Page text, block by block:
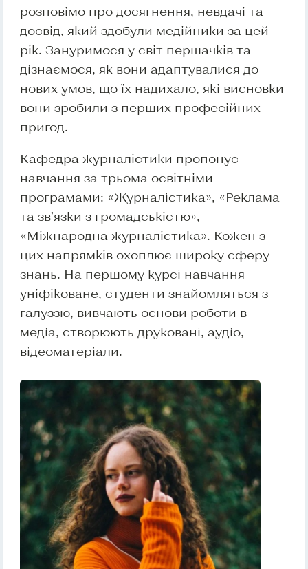
розповімо про досягнення, невдачі та
досвід, який здобули медійники за цей
рік. Зануримося у світ першачків та
дізнаємося, як вони адаптувалися до
нових умов, що їх надихало, які висновки
вони зробили з перших професійних
пригод.
Кафедра журналістики пропонує
навчання за трьома освітніми
програмами: «Журналістика», «Реклама
та зв’язки з громадськістю»,
«Міжнародна журналістика». Кожен з
цих напрямків охоплює широку сферу
знань. На першому курсі навчання
уніфіковане, студенти знайомляться з
галуззю, вивчають основи роботи в
медіа, створюють друковані, аудіо,
відеоматеріали.